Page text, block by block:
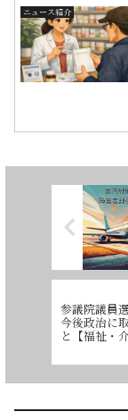
ニュース紹介
参議院議員
今後政治に
と【福祉・